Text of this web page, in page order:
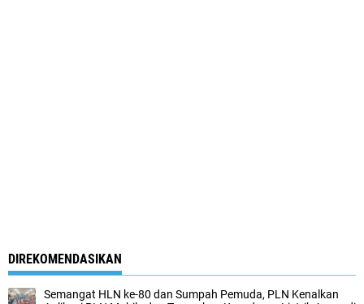
DIREKOMENDASIKAN
Semangat HLN ke-80 dan Sumpah Pemuda, PLN Kenalkan